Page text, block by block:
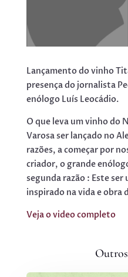
Lançamento do vinho
presença do jornalista
enólogo Luís Leocádio.
O que leva um vinho do
Varosa ser lançado no
razões, a começar por
criador, o grande
segunda razão : Este
inspirado na vida e obra
Veja o video completo